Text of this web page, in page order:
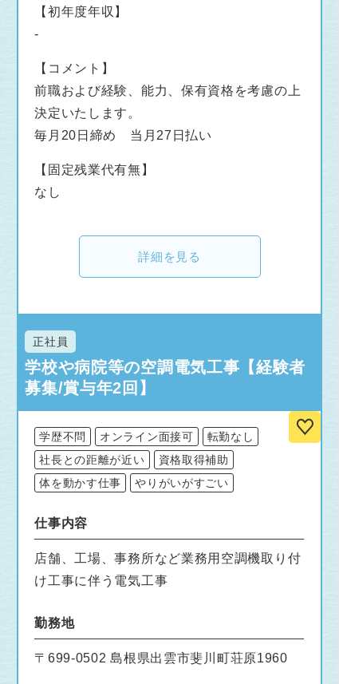
【初年度年収】
-
【コメント】
前職および経験、能力、保有資格を考慮の上
決定いたします。
毎月20日締め 当月27日払い
【固定残業代有無】
なし
詳細を見る
正社員
学校や病院等の空調電気工事【経験者
募集/賞与年2回】
学歴不問 オンライン面接可
転勤なし
社長との距離が近い
資格取得補助
体を動かす仕事
やりがいがすごい
仕事内容
店舗、工場、事務所など業務用空調機取り付
け工事に伴う電気工事
勤務地
〒699-0502 島根県出雲市斐川町荘原1960